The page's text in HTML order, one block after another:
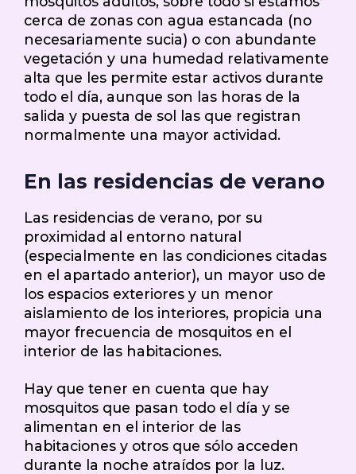
cerca de zonas con agua estancada (no
necesariamente sucia) o con abundante
vegetación y una humedad relativamente
alta que les permite estar activos durante
todo el día, aunque son las horas de la
salida y puesta de sol las que registran
normalmente una mayor actividad.
En las residencias de verano
Las residencias de verano, por su
proximidad al entorno natural
(especialmente en las condiciones citadas
en el apartado anterior), un mayor uso de
los espacios exteriores y un menor
aislamiento de los interiores, propicia una
mayor frecuencia de mosquitos en el
interior de las habitaciones.
Hay que tener en cuenta que hay
mosquitos que pasan todo el día y se
alimentan en el interior de las
habitaciones y otros que sólo acceden
durante la noche atraídos por la luz.